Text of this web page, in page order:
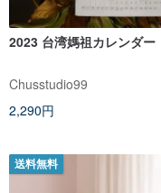
2023 台湾媽祖カレンダー
Chusstudio99
2,290円
送料無料